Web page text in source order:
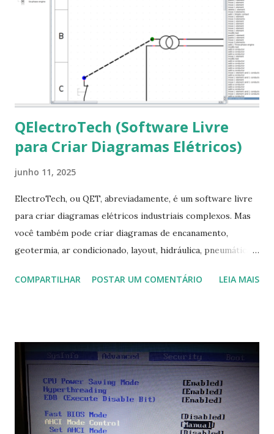
clicando em “Ok” Agora aceite os termos de uso clicando
em “Sim” Pronto agora abra o LibreOffice e veja se as
fontes Times New Roman, Arial estão instaladas. Caso
ocorra algum erro ou precisa reinstalar, execute: $ sudo
apt-get install --reinstall ttf-mscorefonts-installer
QElectroTech (Software Livre
para Criar Diagramas Elétricos)
junho 11, 2025
ElectroTech, ou QET, abreviadamente, é um software livre
para criar diagramas elétricos industriais complexos. Mas
você também pode criar diagramas de encanamento,
geotermia, ar condicionado, layout, hidráulica, pneumática,
Na última versão 0.100, a coleção contém mais de 8.000
COMPARTILHAR POSTAR UM COMENTÁRIO LEIA MAIS